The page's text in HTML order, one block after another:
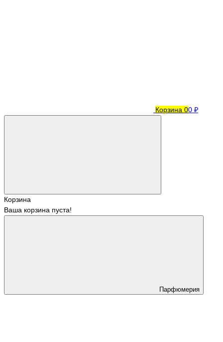
Корзина 00 ₽
Корзина
Ваша корзина пуста!
Парфюмерия